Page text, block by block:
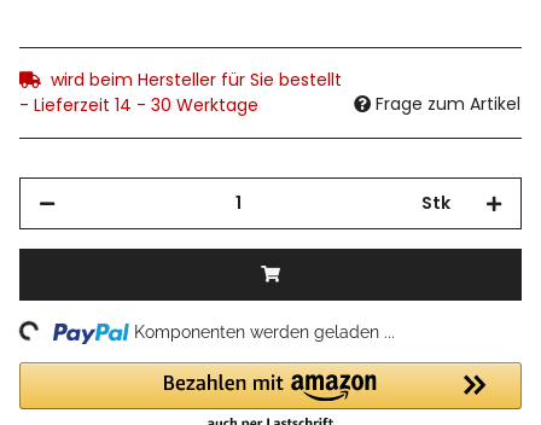
wird beim Hersteller für Sie bestellt
- Lieferzeit 14 - 30 Werktage
Frage zum Artikel
Stk
Komponenten werden geladen ...